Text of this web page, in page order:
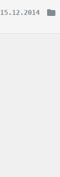
15.12.2014